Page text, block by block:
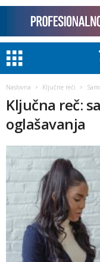
Naslovna Ključne reči
Ključna reč:
oglašavanja